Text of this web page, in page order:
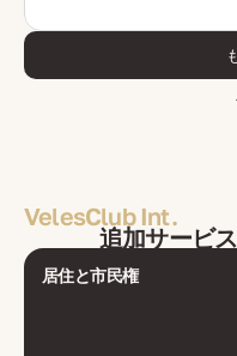
VelesClub Int.
追加サービス
居住と市民権